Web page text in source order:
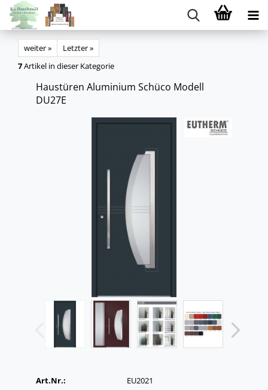
weiter »
Letzter »
7Artikel in dieser Kategorie
Haus­tü­ren Alu­mi­ni­um Schü­co Mo­dell
DU27E
Art.Nr.:
EU2021